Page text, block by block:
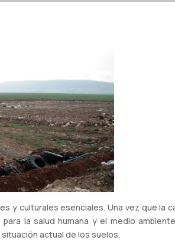
y culturales esenciales. Una vez que la
la salud humana y el medio
actual de los suelos.